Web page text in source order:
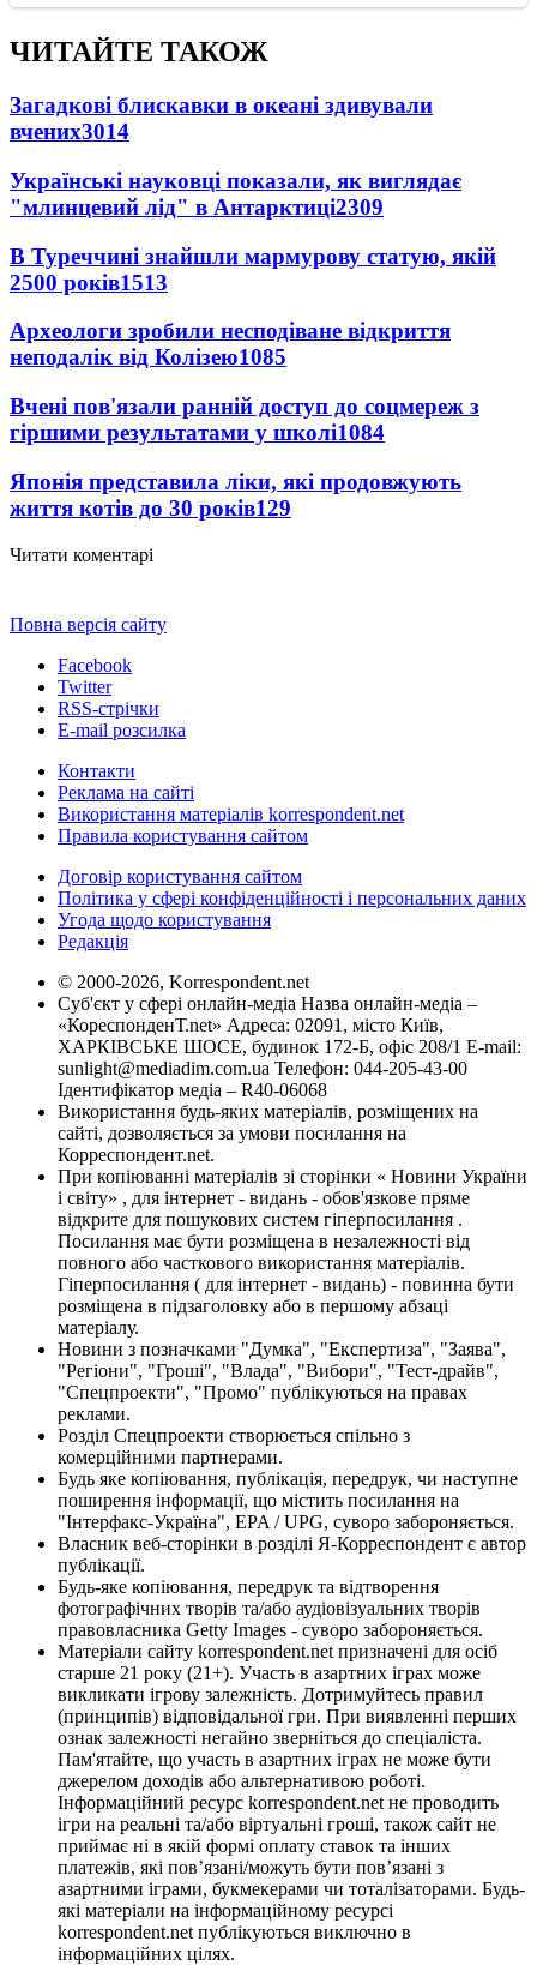
ЧИТАЙТЕ ТАКОЖ
Загадкові блискавки в океані здивували
вчених3014
Українські науковці показали, як виглядає
"млинцевий лід" в Антарктиці2309
В Туреччині знайшли мармурову статую, якій
2500 років1513
Археологи зробили несподіване відкриття
неподалік від Колізею1085
Вчені пов'язали ранній доступ до соцмереж з
гіршими результатами у школі1084
Японія представила ліки, які продовжують
життя котів до 30 років129
Читати коментарі
Повна версія сайту
Facebook
Twitter
RSS-стрічки
E-mail розсилка
Контакти
Реклама на сайті
Використання матеріалів korrespondent.net
Правила користування сайтом
Договір користування сайтом
Політика у сфері конфіденційності і персональних даних
Угода щодо користування
Редакція
© 2000-2026, Korrespondent.net
Суб'єкт у сфері онлайн-медіа Назва онлайн-медіа –
«КореспонденТ.net» Адреса: 02091, місто Київ,
ХАРКІВСЬКЕ ШОСЕ, будинок 172-Б, офіс 208/1 E-mail:
sunlight@mediadim.com.ua Телефон: 044-205-43-00
Ідентифікатор медіа – R40-06068
Використання будь-яких матеріалів, розміщених на
сайті, дозволяється за умови посилання на
Корреспондент.net.
При копіюванні матеріалів зі сторінки « Новини України
і світу» , для інтернет - видань - обов'язкове пряме
відкрите для пошукових систем гіперпосилання .
Посилання має бути розміщена в незалежності від
повного або часткового використання матеріалів.
Гіперпосилання ( для інтернет - видань) - повинна бути
розміщена в підзаголовку або в першому абзаці
матеріалу.
Новини з позначками "Думка", "Експертиза", "Заява",
"Регіони", "Гроші", "Влада", "Вибори", "Тест-драйв",
"Спецпроекти", "Промо" публікуються на правах
реклами.
Розділ Спецпроекти створюється спільно з
комерційними партнерами.
Будь яке копіювання, публікація, передрук, чи наступне
поширення інформації, що містить посилання на
"Інтерфакс-Україна", EPA / UPG, суворо забороняється.
Власник веб-сторінки в розділі Я-Корреспондент є автор
публікації.
Будь-яке копіювання, передрук та відтворення
фотографічних творів та/або аудіовізуальних творів
правовласника Getty Images - суворо забороняється.
Матеріали сайту korrespondent.net призначені для осіб
старше 21 року (21+). Участь в азартних іграх може
викликати ігрову залежність. Дотримуйтесь правил
(принципів) відповідальної гри. При виявленні перших
ознак залежності негайно зверніться до спеціаліста.
Пам'ятайте, що участь в азартних іграх не може бути
джерелом доходів або альтернативою роботі.
Інформаційний ресурс korrespondent.net не проводить
ігри на реальні та/або віртуальні гроші, також сайт не
приймає ні в якій формі оплату ставок та інших
платежів, які пов’язані/можуть бути пов’язані з
азартними іграми, букмекерами чи тоталізаторами. Будь-
які матеріали на інформаційному ресурсі
korrespondent.net публікуються виключно в
інформаційних цілях.